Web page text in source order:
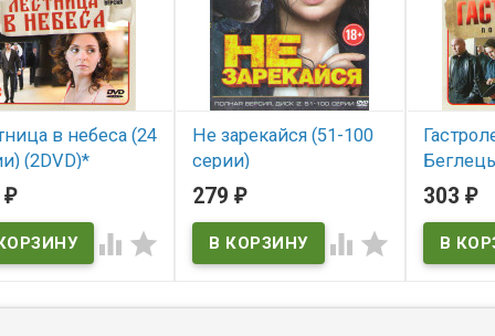
в небеса (24
(2DVD)*
₽
 
Не зарекайся (51-100
серии)
В наличии
279₽
 
В
303 ₽